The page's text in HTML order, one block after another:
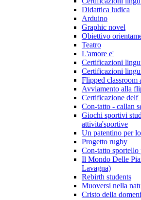
Didattica ludica
Arduino
Graphic novel
Obiettivo
Teatro
L'amore e'
Certificazioni
Certificazioni
Flipped classroom
Avviamento alla
Certificazione
Con-tatto - callan
Giochi sportivi
attivita'sportive
Un patentino per
Progetto rugby
Con-tatto
Il Mondo Delle
Lavagna)
Rebirth students
Muoversi nella
Cristo della